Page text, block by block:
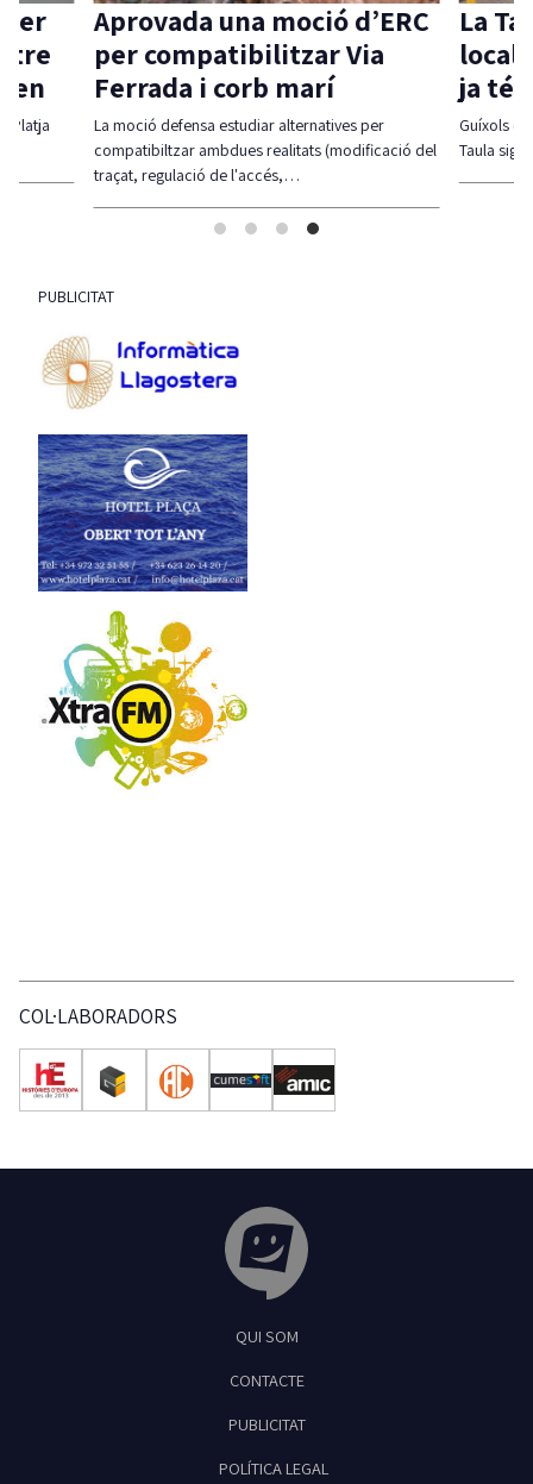
La
local
ja té
Guíxols
Taula
Platja
Aprovada una moció d’ERC
per compatibilitzar Via
Ferrada i corb marí
La moció defensa estudiar alternatives per
compatibiltzar ambdues realitats (modificació del
traçat, regulació de l'accés,…
PUBLICITAT
COL·LABORADORS
Feliu de Guíxols
QUI SOM
CONTACTE
PUBLICITAT
POLÍTICA LEGAL